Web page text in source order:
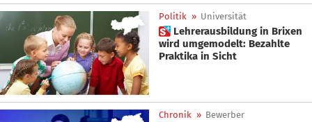
Politik » Universität
 Lehrerausbildung in Brixen
wird umgemodelt: Bezahlte
Praktika in Sicht
Chronik » Bewerber